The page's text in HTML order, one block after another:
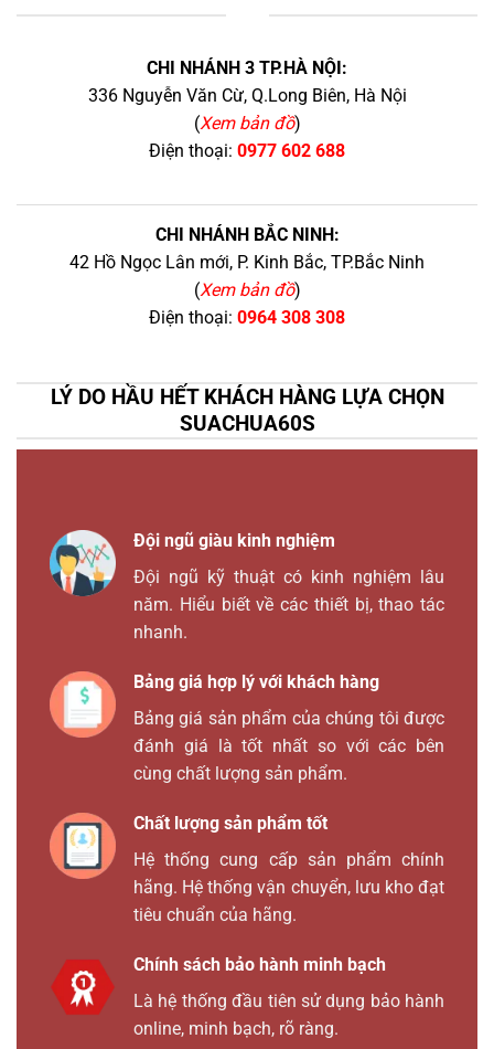
CHI NHÁNH 3 TP.HÀ NỘI:
336 Nguyễn Văn Cừ, Q.Long Biên, Hà Nội
(Xem bản đồ)
Điện thoại: 0977 602 688
CHI NHÁNH BẮC NINH:
42 Hồ Ngọc Lân mới, P. Kinh Bắc, TP.Bắc Ninh
(Xem bản đồ)
Điện thoại: 0964 308 308
LÝ DO HẦU HẾT KHÁCH HÀNG LỰA CHỌN
SUACHUA60S
Đội ngũ giàu kinh nghiệm
Đội ngũ kỹ thuật có kinh nghiệm lâu
năm. Hiểu biết về các thiết bị, thao tác
nhanh.
Bảng giá hợp lý với khách hàng
Bảng giá sản phẩm của chúng tôi được
đánh giá là tốt nhất so với các bên
cùng chất lượng sản phẩm.
Chất lượng sản phẩm tốt
Hệ thống cung cấp sản phẩm chính
hãng. Hệ thống vận chuyển, lưu kho đạt
tiêu chuẩn của hãng.
Chính sách bảo hành minh bạch
Là hệ thống đầu tiên sử dụng bảo hành
online, minh bạch, rõ ràng.